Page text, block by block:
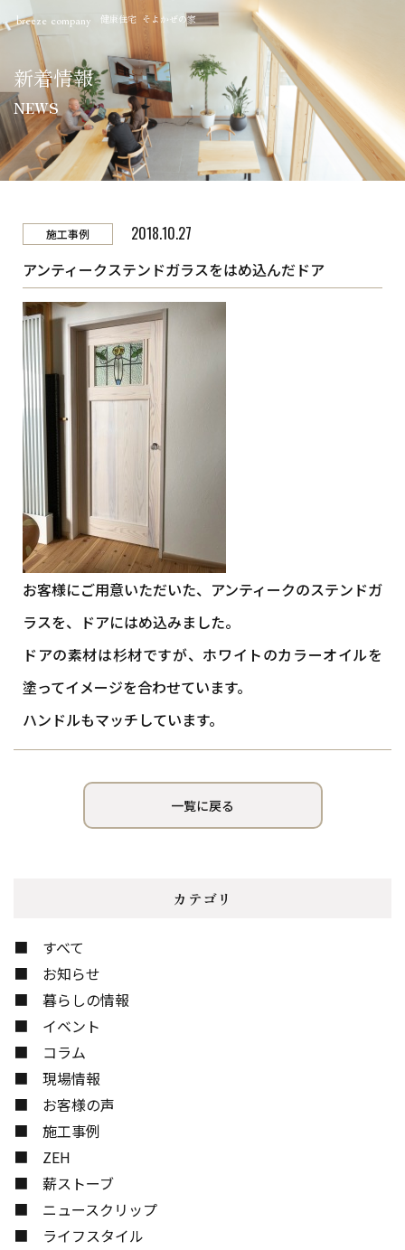
breeze company 健康住宅 そよかぜの家
新着情報
NEWS
施工事例
2018.10.27
アンティークステンドガラスをはめ込んだドア
お客様にご用意いただいた、アンティークのステンドガ
ラスを、ドアにはめ込みました。
ドアの素材は杉材ですが、ホワイトのカラーオイルを
塗ってイメージを合わせています。
ハンドルもマッチしています。
一覧に戻る
カテゴリ
すべて
お知らせ
暮らしの情報
イベント
コラム
現場情報
お客様の声
施工事例
ZEH
薪ストーブ
ニュースクリップ
ライフスタイル